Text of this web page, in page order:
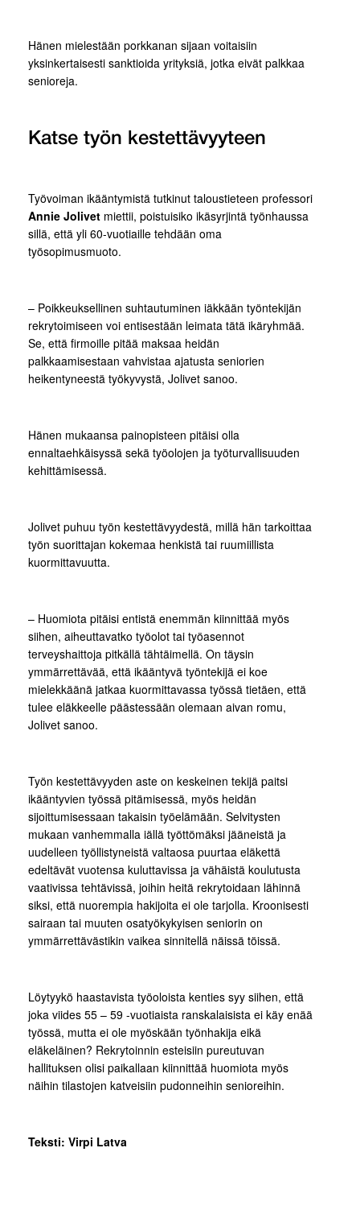
Hänen mielestään porkkanan sijaan voitaisiin
yksinkertaisesti sanktioida yrityksiä, jotka eivät palkkaa
senioreja.
Katse työn kestettävyyteen
Työvoiman ikääntymistä tutkinut taloustieteen professori
Annie Jolivet miettii, poistuisiko ikäsyrjintä työnhaussa
sillä, että yli 60-vuotiaille tehdään oma
työsopimusmuoto.
– Poikkeuksellinen suhtautuminen iäkkään työntekijän
rekrytoimiseen voi entisestään leimata tätä ikäryhmää.
Se, että firmoille pitää maksaa heidän
palkkaamisestaan vahvistaa ajatusta seniorien
heikentyneestä työkyvystä, Jolivet sanoo.
Hänen mukaansa painopisteen pitäisi olla
ennaltaehkäisyssä sekä työolojen ja työturvallisuuden
kehittämisessä.
Jolivet puhuu työn kestettävyydestä, millä hän tarkoittaa
työn suorittajan kokemaa henkistä tai ruumiillista
kuormittavuutta.
– Huomiota pitäisi entistä enemmän kiinnittää myös
siihen, aiheuttavatko työolot tai työasennot
terveyshaittoja pitkällä tähtäimellä. On täysin
ymmärrettävää, että ikääntyvä työntekijä ei koe
mielekkäänä jatkaa kuormittavassa työssä tietäen, että
tulee eläkkeelle päästessään olemaan aivan romu,
Jolivet sanoo.
Työn kestettävyyden aste on keskeinen tekijä paitsi
ikääntyvien työssä pitämisessä, myös heidän
sijoittumisessaan takaisin työelämään. Selvitysten
mukaan vanhemmalla iällä työttömäksi jääneistä ja
uudelleen työllistyneistä valtaosa puurtaa eläkettä
edeltävät vuotensa kuluttavissa ja vähäistä koulutusta
vaativissa tehtävissä, joihin heitä rekrytoidaan lähinnä
siksi, että nuorempia hakijoita ei ole tarjolla. Kroonisesti
sairaan tai muuten osatyökykyisen seniorin on
ymmärrettävästikin vaikea sinnitellä näissä töissä.
Löytyykö haastavista työoloista kenties syy siihen, että
joka viides 55 – 59 -vuotiaista ranskalaisista ei käy enää
työssä, mutta ei ole myöskään työnhakija eikä
eläkeläinen? Rekrytoinnin esteisiin pureutuvan
hallituksen olisi paikallaan kiinnittää huomiota myös
näihin tilastojen katveisiin pudonneihin senioreihin.
Teksti: Virpi Latva